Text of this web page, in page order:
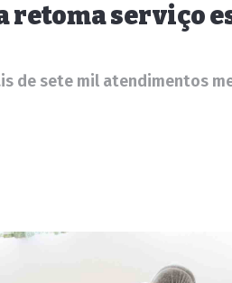
retoma serviço
de sete mil atendimentos